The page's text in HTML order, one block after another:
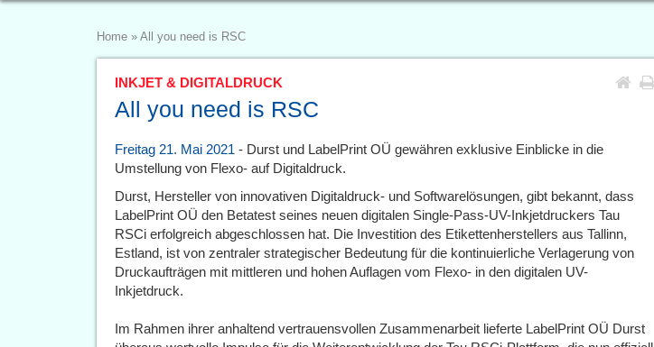
Home » All you need is RSC
INKJET & DIGITALDRUCK
All you need is RSC
Freitag 21. Mai 2021 - Durst und LabelPrint OÜ gewähren exklusive Einblicke in die
Umstellung von Flexo- auf Digitaldruck.
Durst, Hersteller von innovativen Digitaldruck- und Softwarelösungen, gibt bekannt, dass
LabelPrint OÜ den Betatest seines neuen digitalen Single-Pass-UV-Inkjetdruckers Tau
RSCi erfolgreich abgeschlossen hat. Die Investition des Etikettenherstellers aus Tallinn,
Estland, ist von zentraler strategischer Bedeutung für die kontinuierliche Verlagerung von
Druckaufträgen mit mittleren und hohen Auflagen vom Flexo- in den digitalen UV-
Inkjetdruck.
Im Rahmen ihrer anhaltend vertrauensvollen Zusammenarbeit lieferte LabelPrint OÜ Durst